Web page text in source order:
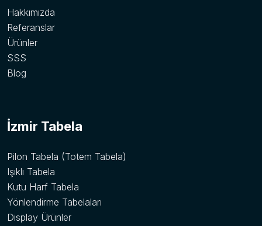
Hakkımızda
Referanslar
Ürünler
SSS
Blog
İzmir Tabela
Pilon Tabela (Totem Tabela)
Işıklı Tabela
Kutu Harf Tabela
Yönlendirme Tabelaları
Display Ürünler